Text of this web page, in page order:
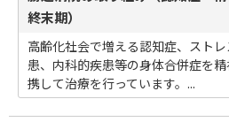
終末期）
高齢化社会で増える認知症、スト
患、内科的疾患等の身体合併症を
携して治療を行っています。...